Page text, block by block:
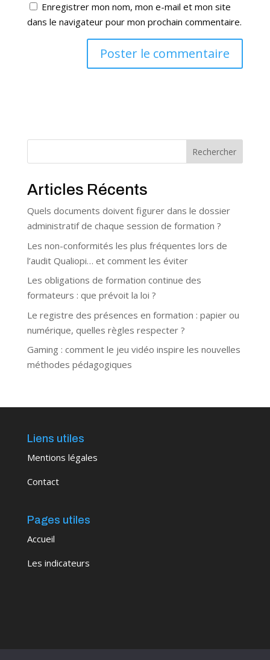
Enregistrer mon nom, mon e-mail et mon site
dans le navigateur pour mon prochain commentaire.
Rechercher
Articles Récents
Quels documents doivent figurer dans le dossier
administratif de chaque session de formation ?
Les non-conformités les plus fréquentes lors de
l’audit Qualiopi… et comment les éviter
Les obligations de formation continue des
formateurs : que prévoit la loi ?
Le registre des présences en formation : papier ou
numérique, quelles règles respecter ?
Gaming : comment le jeu vidéo inspire les nouvelles
méthodes pédagogiques
Liens utiles
Mentions légales
Contact
Pages utiles
Accueil
Les indicateurs